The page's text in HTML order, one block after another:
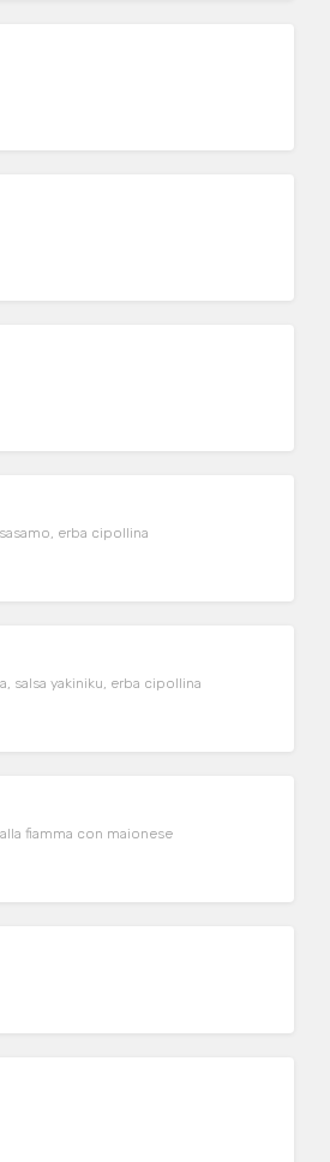
erba cipollina
salsa yakiniku, erba cipollina
fiamma con maionese